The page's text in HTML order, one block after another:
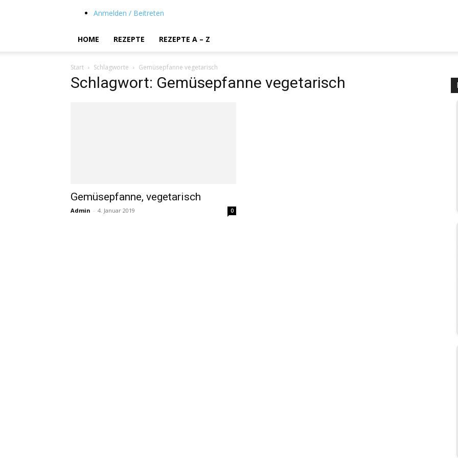
Anmelden / Beitreten
HOME REZEPTE REZEPTE A – Z
Start Schlagworte Gemüsepfanne vegetarisch
Schlagwort: Gemüsepfanne vegetarisch
Gemüsepfanne, vegetarisch
Admin - 4. Januar 2019 0